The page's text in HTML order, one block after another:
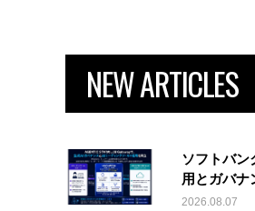
NEW ARTICLES
ソフトバン
用とガバナ
2026.08.07